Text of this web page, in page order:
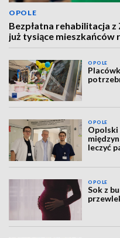
OPOLE
Bezpłatna rehabilitacja
już tysiące mieszkańców
OPOLE
OPOLE
Opolski
leczyć
OPOLE
Sok z